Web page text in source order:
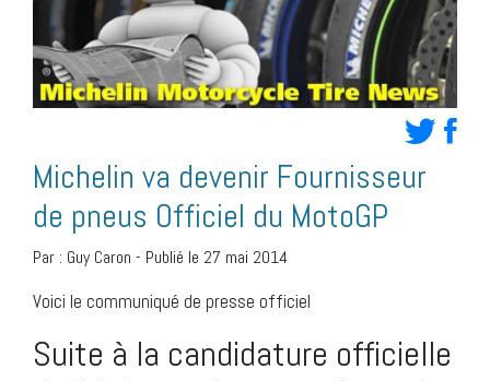
Michelin va devenir Fournisseur
de pneus Officiel du MotoGP
Par : Guy Caron - Publié le 27 mai 2014
Voici le communiqué de presse officiel
Suite à la candidature officielle